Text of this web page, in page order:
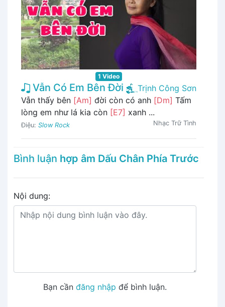
1 Video
Vẫn Có Em Bên Đời
Trịnh Công Sơn
Vẫn thấy bên [Am] đời còn có anh [Dm] Tấm
lòng em như lá kia còn [E7] xanh ...
Điệu: Slow Rock Nhạc Trữ Tình
Bình luận hợp âm Dấu Chân Phía Trước
Nội dung:
Bạn cần đăng nhập để bình luận.